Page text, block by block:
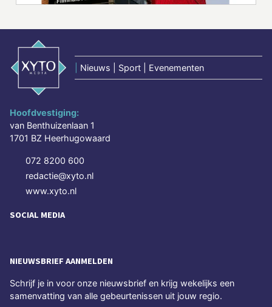
Nieuws | Sport | Evenementen
Hoofdvestiging:
van Benthuizenlaan 1
1701 BZ Heerhugowaard
072 8200 600
redactie@xyto.nl
www.xyto.nl
SOCIAL MEDIA
NIEUWSBRIEF AANMELDEN
Schrijf je in voor onze nieuwsbrief en krijg wekelijks een
samenvatting van alle gebeurtenissen uit jouw regio.